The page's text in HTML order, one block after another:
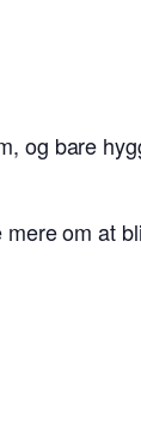
og bare
om at